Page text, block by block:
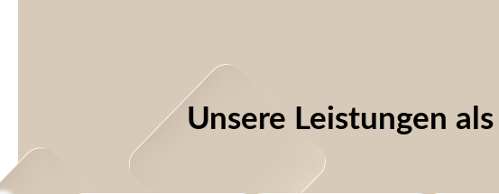
Unsere Leistungen